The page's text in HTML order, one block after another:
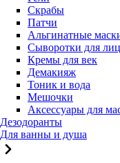
Скрабы
Патчи
Альгинатные
Сыворотки для
Кремы для век
Демакияж
Тоник и вода
Мешочки
Аксессуары для
Дезодоранты
Для ванны и душа